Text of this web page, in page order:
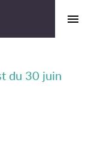
du 30 juin